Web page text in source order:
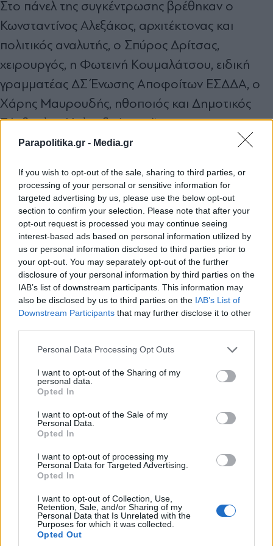
Parapolitika.gr - Media.gr
If you wish to opt-out of the sale, sharing to third parties, or
processing of your personal or sensitive information for
targeted advertising by us, please use the below opt-out
section to confirm your selection. Please note that after your
opt-out request is processed you may continue seeing
interest-based ads based on personal information utilized by
us or personal information disclosed to third parties prior to
your opt-out. You may separately opt-out of the further
disclosure of your personal information by third parties on the
IAB’s list of downstream participants. This information may
also be disclosed by us to third parties on the IAB’s List of
Downstream Participants that may further disclose it to other
Personal Data Processing Opt Outs
I want to opt-out of the Sharing of my
personal data.
Opted In
I want to opt-out of the Sale of my
Personal Data.
Opted In
I want to opt-out of processing my
Personal Data for Targeted Advertising.
Opted In
I want to opt-out of Collection, Use,
Retention, Sale, and/or Sharing of my
Personal Data that Is Unrelated with the
Purposes for which it was collected.
Opted Out
Στο πάνελ της συγκέντρωσης βρέθηκαν ο
Κωνσταντίνος Αλεξάκος, αρχιτέκτονας και
πολιτικός αναλυτής, ο Σπύρος Δρίτσας,
χειρουργός, η Φωτεινή Κουμαλάτσου, ειδική
γραμματέας ΔΣ Ένωσης Αποφοίτων ΕΣΔΔΑ, ο
Χάρης Μαυρουδής, ηθοποιός και Δημοτικός
Σύμβουλος Χαλανδρίου, η Άννα
Παπαδοπούλου, δικηγόρος, και ο Θέμης
TAGS:
#Αλέξης Τσίπρας#Χαλάνδρι#Νέο Κόμμα#Ελένη
Ακολουθήστε το
parapolitika.gr στο Google
News για άμεση και έγκυρη
ενημέρωση
facebook
Ακολουθήστε μας στο
twitter
ΣΧΕΤΙΚΗ ΕΙΔΗΣΕΟΓΡΑΦΙΑ
Εγγραφή στο newsletter
Αποδέχομαι τους
και την πολιτική απορρήτου
X